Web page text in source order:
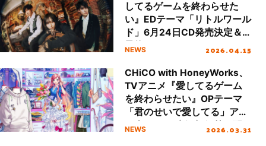
してるゲームを終わらせた
い』EDテーマ「リトルワール
ド」6月24日CD発売決定＆
予約スタート！
NEWS 2026.04.15
CHiCO with HoneyWorks、
TVアニメ『愛してるゲーム
を終わらせたい』OPテーマ
「君のせいで愛してる」アニ
メ本PVにて音源初解禁！配
NEWS 2026.03.31